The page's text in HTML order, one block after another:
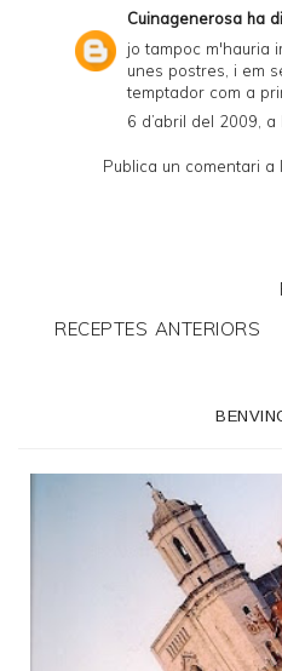
Cuinagenerosa ha
jo tampoc m'hauria
unes postres, i em
temptador com a
6 d’abril del 2009, a
Publica un comentari a
RECEPTES ANTERIORS